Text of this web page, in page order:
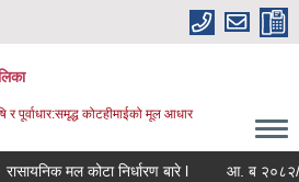
र पूर्वाधार:समृद्ध कोटहीमाईको मूल आधार
रासायनिक मल कोटा निर्धारण बारे l आ. ब २०८२/८३